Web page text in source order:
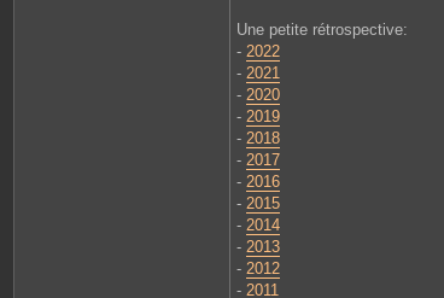
Une petite rétrospective:
- 2022
- 2021
- 2020
- 2019
- 2018
- 2017
- 2016
- 2015
- 2014
- 2013
- 2012
- 2011